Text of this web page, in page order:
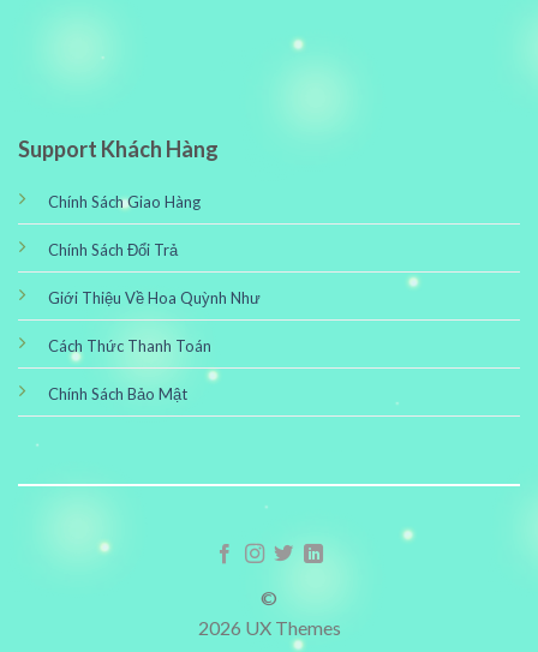
Support Khách Hàng
Chính Sách Giao Hàng
Chính Sách Đổi Trả
Giới Thiệu Về Hoa Quỳnh Như
Cách Thức Thanh Toán
Chính Sách Bảo Mật
©
2026 UX Themes